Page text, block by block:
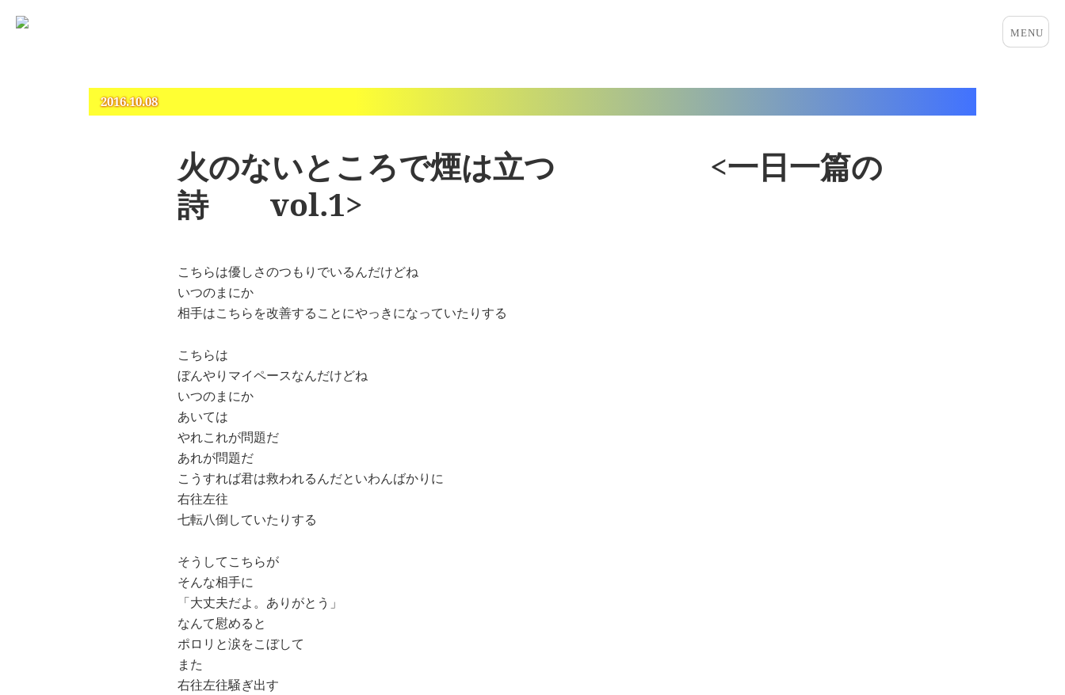
2016.10.08
火のないところで煙は立つ <一日一篇の
詩 vol.1>
こちらは優しさのつもりでいるんだけどね
いつのまにか
相手はこちらを改善することにやっきになっていたりする
こちらは
ぼんやりマイペースなんだけどね
いつのまにか
あいては
やれこれが問題だ
あれが問題だ
こうすれば君は救われるんだといわんばかりに
右往左往
七転八倒していたりする
そうしてこちらが
そんな相手に
「大丈夫だよ。ありがとう」
なんて慰めると
ポロリと涙をこぼして
また
右往左往騒ぎ出す